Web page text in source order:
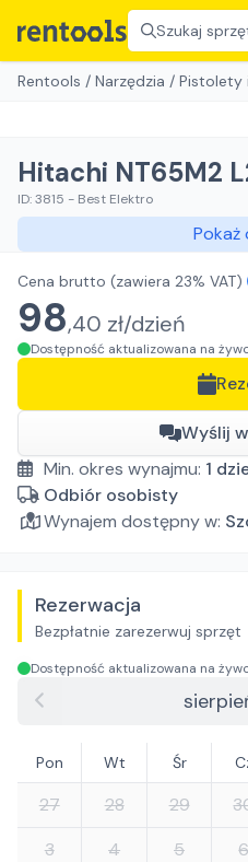
Szukaj
Rentools / Narzędzia / Pistolety
Hitachi NT65M2
ID:3815 - Best Elektro
Pokaż
Cena brutto (zawiera 23% VAT)
98,40 zł/dzień
Dostępność aktualizowana na
Wyślij
Min. okres wynajmu: 1
Odbiór osobisty
Wynajem dostępny w:
Rezerwacja
Bezpłatnie zarezerwuj sprzęt
Dostępność aktualizowana na
Pon Wt Śr
27 28 29
3
4 5